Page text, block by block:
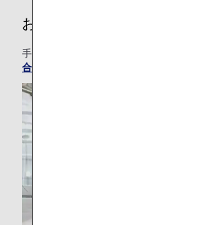
お問い合わせ
手荷物許容量の追加に関するお問い合わせは
合わせ